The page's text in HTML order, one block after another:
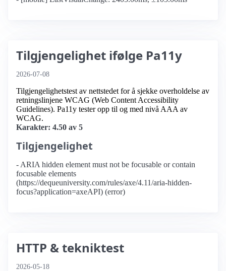
Tilgjengelighet ifølge Pa11y
2026-07-08
Tilgjengelighetstest av nettstedet for å sjekke overholdelse av
retningslinjene WCAG (Web Content Accessibility
Guidelines). Pa11y tester opp til og med nivå AAA av
WCAG.
Karakter: 4.50 av 5
Tilgjengelighet
- ARIA hidden element must not be focusable or contain
focusable elements
(https://dequeuniversity.com/rules/axe/4.11/aria-hidden-
focus?application=axeAPI) (error)
HTTP & tekniktest
2026-05-18